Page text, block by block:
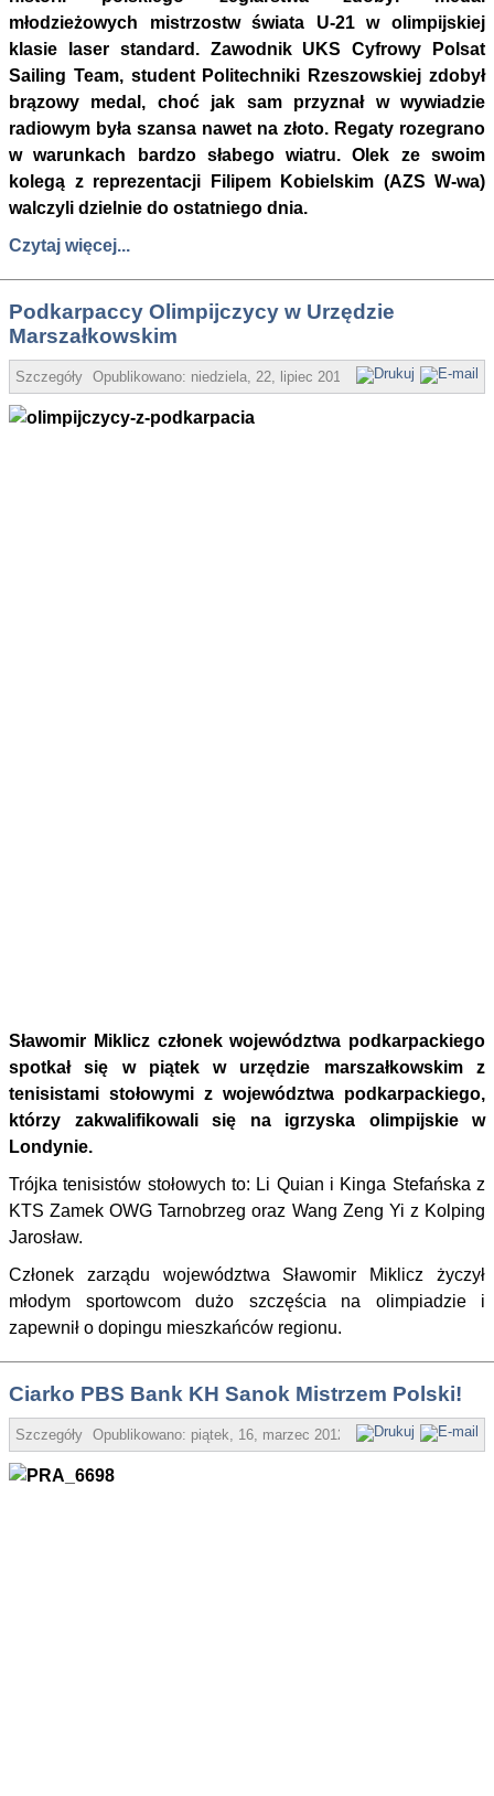
młodzieżowych mistrzostw świata U-21 w olimpijskiej
klasie laser standard. Zawodnik UKS Cyfrowy Polsat
Sailing Team, student Politechniki Rzeszowskiej zdobył
brązowy medal, choć jak sam przyznał w wywiadzie
radiowym była szansa nawet na złoto. Regaty rozegrano
w warunkach bardzo słabego wiatru. Olek ze swoim
kolegą z reprezentacji Filipem Kobielskim (AZS W-wa)
walczyli dzielnie do ostatniego dnia.
Czytaj więcej...
Podkarpaccy Olimpijczycy w Urzędzie
Marszałkowskim
Szczegóły Opublikowano: niedziela, 22, lipiec 2012 08:33 Daniel Kozik
Sławomir Miklicz członek województwa podkarpackiego
spotkał się w piątek w urzędzie marszałkowskim z
tenisistami stołowymi z województwa podkarpackiego,
którzy zakwalifikowali się na igrzyska olimpijskie w
Londynie.
Trójka tenisistów stołowych to: Li Quian i Kinga Stefańska z
KTS Zamek OWG Tarnobrzeg oraz Wang Zeng Yi z Kolping
Jarosław.
Członek zarządu województwa Sławomir Miklicz życzył
młodym sportowcom dużo szczęścia na olimpiadzie i
zapewnił o dopingu mieszkańców regionu.
Ciarko PBS Bank KH Sanok Mistrzem Polski!
Szczegóły Opublikowano: piątek, 16, marzec 2012 17:24 UMWP